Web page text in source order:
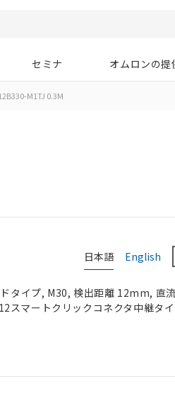
セミナ オムロンの提
M1TJ 0.3M
日本語 English
タイプ, M30, 検出距離 12mm, 直
スマートクリックコネクタ中継タ